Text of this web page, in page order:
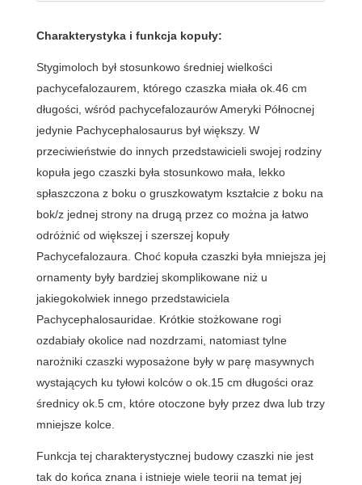
Charakterystyka i funkcja kopuły:
Stygimoloch był stosunkowo średniej wielkości
pachycefalozaurem, którego czaszka miała ok.46 cm
długości, wśród pachycefalozaurów Ameryki Północnej
jedynie Pachycephalosaurus był większy. W
przeciwieństwie do innych przedstawicieli swojej rodziny
kopuła jego czaszki była stosunkowo mała, lekko
spłaszczona z boku o gruszkowatym kształcie z boku na
bok/z jednej strony na drugą przez co można ja łatwo
odróżnić od większej i szerszej kopuły
Pachycefalozaura. Choć kopuła czaszki była mniejsza jej
ornamenty były bardziej skomplikowane niż u
jakiegokolwiek innego przedstawiciela
Pachycephalosauridae. Krótkie stożkowane rogi
ozdabiały okolice nad nozdrzami, natomiast tylne
narożniki czaszki wyposażone były w parę masywnych
wystających ku tyłowi kolców o ok.15 cm długości oraz
średnicy ok.5 cm, które otoczone były przez dwa lub trzy
mniejsze kolce.
Funkcja tej charakterystycznej budowy czaszki nie jest
tak do końca znana i istnieje wiele teorii na temat jej